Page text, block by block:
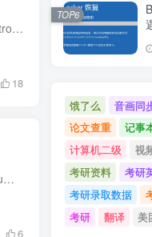
方便翻译，放置于此。 电脑Ctrl F 查找即可！ Bruker 可鉴定菌属/菌种/亚种名中文名称Abiotrophia adjacens毗邻贫养菌Abiotrophia defectiva缺陷乏养菌Abiotrophia defective软弱贫养菌Acetobac...
18
荧光素名称激发波长(nm)发射波长(nm)备注1,5IAEDANS336490 1,8-ANS372480 4-Methylumbelliferone385502 5-carboxy-2,7-dichlorofluorescein504529 5-Carboxyfluorescein(5-...
6
TOP6
饿了么 音画同
论文查重
记事
计算机二级
视
考研资料
考研
考研录取数据
考研
翻译 美